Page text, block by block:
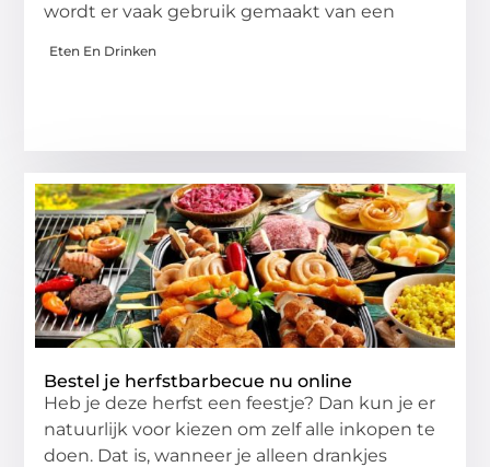
wordt er vaak gebruik gemaakt van een
Eten En Drinken
Bestel je herfstbarbecue nu online
Heb je deze herfst een feestje? Dan kun je er
natuurlijk voor kiezen om zelf alle inkopen te
doen. Dat is, wanneer je alleen drankjes